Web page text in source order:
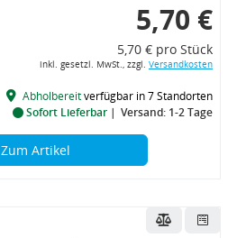
5,70 €
5,70 € pro Stück
inkl. gesetzl. MwSt., zzgl. Versandkosten
Abholbereitverfügbar in 7 Standorten
Sofort Lieferbar
Versand: 1-2 Tage
Zum Artikel